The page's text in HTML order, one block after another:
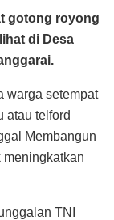
gotong royong
di Desa
warga setempat
atau telford
Membangun
meningkatkan
TNI